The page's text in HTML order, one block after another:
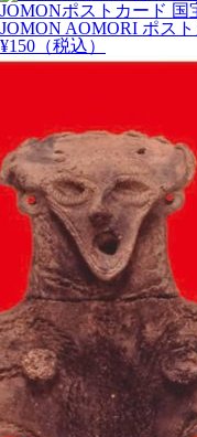
JOMONポストカード 国
JOMON AOMORI ポス
¥150 （税込）